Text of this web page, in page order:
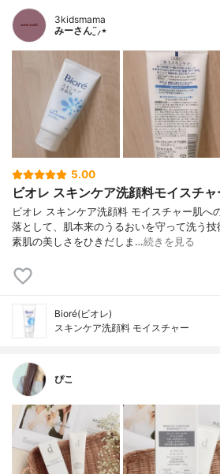
3kidsmama
みーさん¨̮⸝⋆
5.00
ビオレ スキンケア洗顔料モイスチャ
ビオレ スキンケア洗顔料 モイスチャー肌へ
落として、肌本来のうるおいを守って洗う技
素肌の美しさをひきだしま…続きを見る
Bioré(ビオレ)
スキンケア洗顔料 モイスチャー
ぴこ